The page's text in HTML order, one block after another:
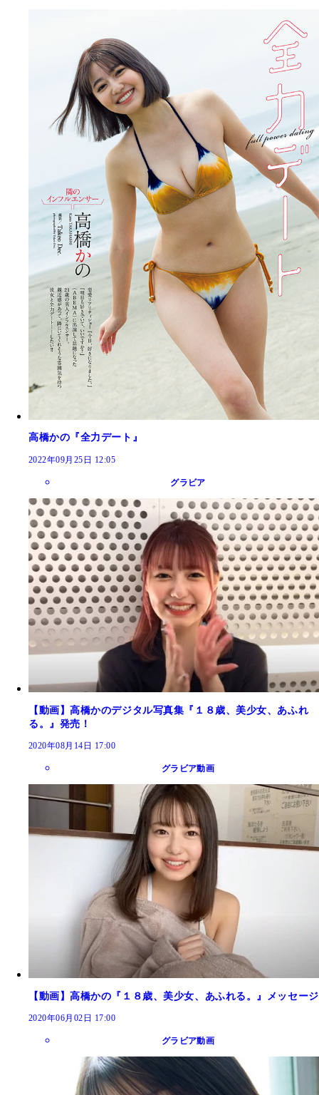
高橋かの『全力デート』
2022年09月25日 12:05
グラビア
【動画】高橋かのデジタル写真集『１８歳、美少女、あふれ
る。』発売！
2020年08月14日 17:00
グラビア動画
【動画】高橋かの『１８歳、美少女、あふれる。』メッセージ
2020年06月02日 17:00
グラビア動画